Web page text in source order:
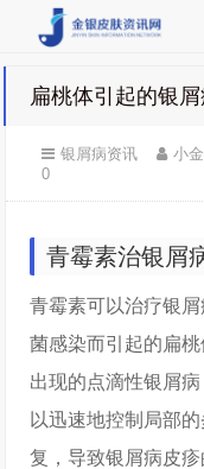
银屑病资讯 小
0
青霉素治银屑
青霉素可以治疗银
菌感染而引起的扁
出现的点滴性银屑
以迅速地控制局部
复，导致银屑病皮